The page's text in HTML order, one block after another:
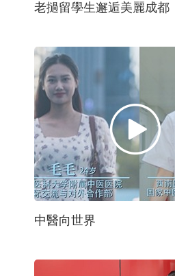
老撾留學生邂逅美麗成都
中醫向世界